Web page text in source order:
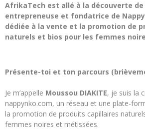
AfrikaTech est allé à la découverte de
entrepreneuse et fondatrice de
dédiée à la vente et la promotion de
naturels et bios pour les femmes
Présente-toi et ton parcours
Je m’appelle Moussou DIAKITE, je suis la
nappynko.com, un réseau et une plate-
la promotion de produits capillaires
femmes noires et métissées.